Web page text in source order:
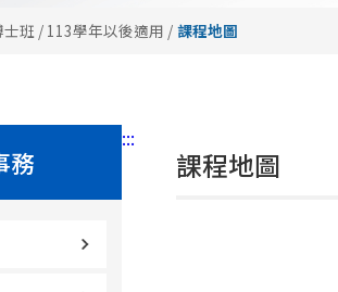
士班 / 113學年以後適用 / 課程地圖
務
:::
課程地圖